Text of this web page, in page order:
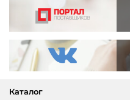
Каталог